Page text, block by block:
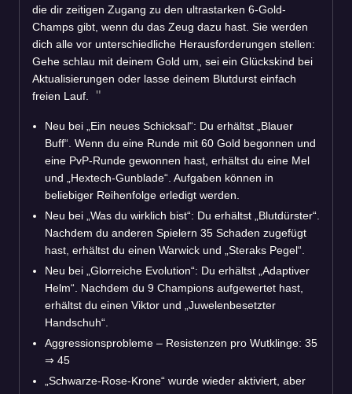
die dir zeitigen Zugang zu den ultrastarken 6-Gold-
Champs gibt, wenn du das Zeug dazu hast. Sie werden
dich alle vor unterschiedliche Herausforderungen stellen:
Gehe schlau mit deinem Gold um, sei ein Glückskind bei
Aktualisierungen oder lasse deinem Blutdurst einfach
freien Lauf.
Neu bei „Ein neues Schicksal“: Du erhältst „Blauer
Buff“. Wenn du eine Runde mit 60 Gold begonnen und
eine PvP-Runde gewonnen hast, erhältst du eine Mel
und „Hextech-Gunblade“. Aufgaben können in
beliebiger Reihenfolge erledigt werden.
Neu bei „Was du wirklich bist“: Du erhältst „Blutdürster“.
Nachdem du anderen Spielern 35 Schaden zugefügt
hast, erhältst du einen Warwick und „Steraks Pegel“.
Neu bei „Glorreiche Evolution“: Du erhältst „Adaptiver
Helm“. Nachdem du 9 Champions aufgewertet hast,
erhältst du einen Viktor und „Juwelenbesetzter
Handschuh“.
Aggressionsprobleme – Resistenzen pro Wutklinge: 35
⇒ 45
„Schwarze-Rose-Krone“ wurde wieder aktiviert, aber